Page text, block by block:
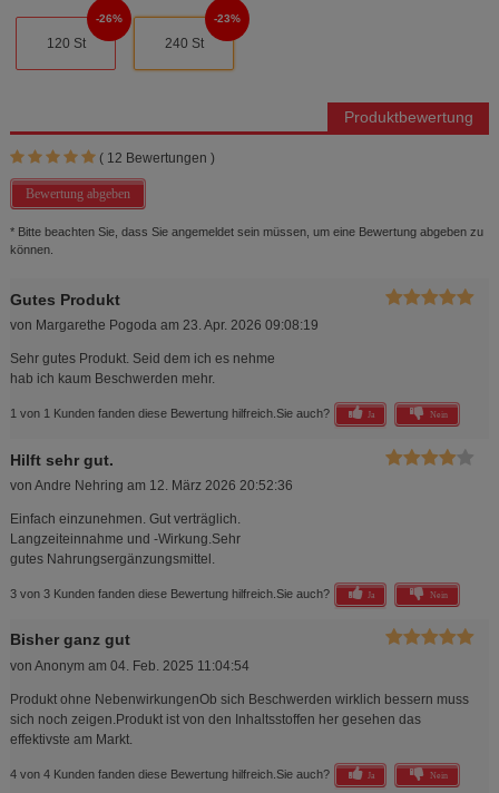
120 St
26%
240 St
23%
Produktbewertung
( 12 Bewertungen )
Bewertung abgeben
* Bitte beachten Sie, dass Sie angemeldet sein müssen, um eine Bewertung abgeben zu
können.
Gutes Produkt
von Margarethe Pogodaam 23. Apr. 2026 09:08:19
Sehr gutes Produkt. Seid dem ich es nehme
hab ich kaum Beschwerden mehr.
1 von 1 Kunden fanden diese Bewertung hilfreich. Sie auch? Ja Nein
Hilft sehr gut.
von Andre Nehring am 12. März 2026 20:52:36
Einfach einzunehmen. Gut verträglich.
Langzeiteinnahme und -Wirkung.Sehr
gutes Nahrungsergänzungsmittel.
3 von 3 Kunden fanden diese Bewertung hilfreich. Sie auch? Ja Nein
Bisher ganz gut
von Anonym am 04. Feb. 2025 11:04:54
Produkt ohne NebenwirkungenOb sich Beschwerden wirklich bessern muss
sich noch zeigen.Produkt ist von den Inhaltsstoffen her gesehen das
effektivste am Markt.
4 von 4 Kunden fanden diese Bewertung hilfreich. Sie auch? Ja Nein